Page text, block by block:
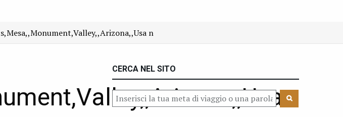
n
CERCA NEL SITO